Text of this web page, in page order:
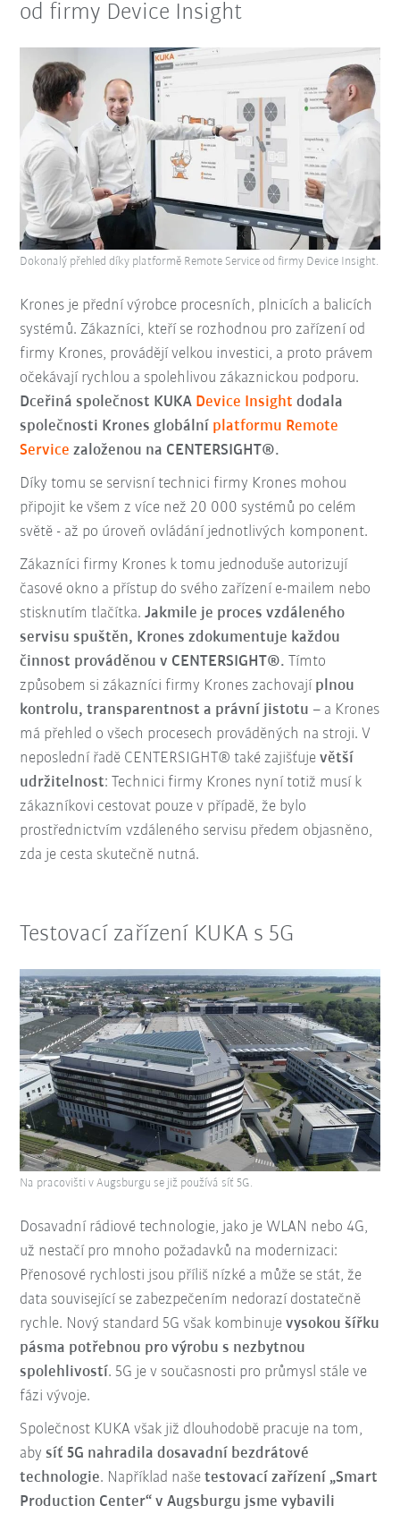
od firmy Device Insight
Krones je přední výrobce procesních, plnicích a balicích
systémů. Zákazníci, kteří se rozhodnou pro zařízení od
firmy Krones, provádějí velkou investici, a proto právem
očekávají rychlou a spolehlivou zákaznickou podporu.
Dceřiná společnost KUKA Device Insight dodala
společnosti Krones globální platformu Remote
Service založenou na CENTERSIGHT®.
Díky tomu se servisní technici firmy Krones mohou
připojit ke všem z více než 20 000 systémů po celém
světě - až po úroveň ovládání jednotlivých komponent.
Zákazníci firmy Krones k tomu jednoduše autorizují
časové okno a přístup do svého zařízení e-mailem nebo
stisknutím tlačítka.Jakmile je proces vzdáleného
servisu spuštěn, Krones zdokumentuje každou
činnost prováděnou v CENTERSIGHT®. Tímto
způsobem si zákazníci firmy Krones zachovají plnou
kontrolu, transparentnost a právní jistotu – a Krones
má přehled o všech procesech prováděných na stroji. V
neposlední řadě CENTERSIGHT® také zajišťujevětší
udržitelnost: Technici firmy Krones nyní totiž musí k
zákazníkovi cestovat pouze v případě, že bylo
prostřednictvím vzdáleného servisu předem objasněno,
zda je cesta skutečně nutná.
Dokonalý přehled díky platformě Remote Service od firmy Device Insight.
Testovací zařízení KUKA s 5G
Dosavadní rádiové technologie, jako je WLAN nebo 4G,
už nestačí pro mnoho požadavků na modernizaci:
Přenosové rychlosti jsou příliš nízké a může se stát, že
data související se zabezpečením nedorazí dostatečně
rychle. Nový standard 5G však kombinujevysokou šířku
pásma potřebnou pro výrobu s nezbytnou
spolehlivostí. 5G je v současnosti pro průmysl stále ve
fázi vývoje.
Společnost KUKA však již dlouhodobě pracuje na tom,
abysíť 5G nahradila dosavadní bezdrátové
technologie. Například našetestovací zařízení „Smart
Production Center“ v Augsburgu jsme vybavili
Na pracovišti v Augsburgu se již používá síť 5G.